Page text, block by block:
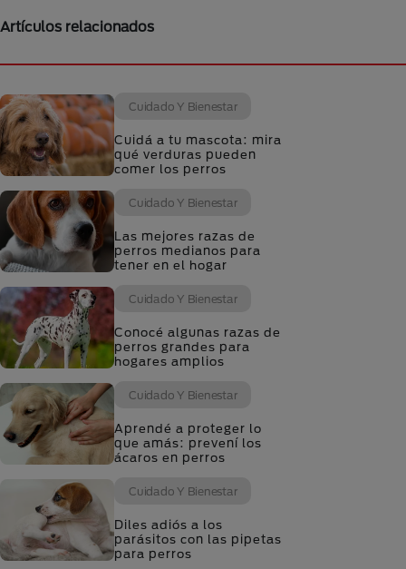
Artículos relacionados
Cuidado Y Bienestar
Cuidá a tu mascota: mira
qué verduras pueden
comer los perros
Cuidado Y Bienestar
Las mejores razas de
perros medianos para
tener en el hogar
Cuidado Y Bienestar
Conocé algunas razas de
perros grandes para
hogares amplios
Cuidado Y Bienestar
Aprendé a proteger lo
que amás: prevení los
ácaros en perros
Cuidado Y Bienestar
Diles adiós a los
parásitos con las pipetas
para perros